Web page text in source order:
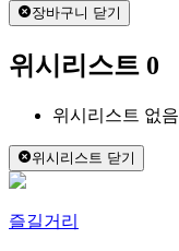
장바구니 닫기
위시리스트 0
위시리스트 없음
위시리스트 닫기
즐길거리